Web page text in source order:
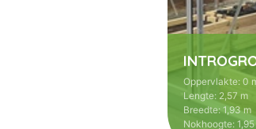
Oppervlakte: 0
Lengte: 2,57 m
Breedte: 1,93 m
Nokhoogte: